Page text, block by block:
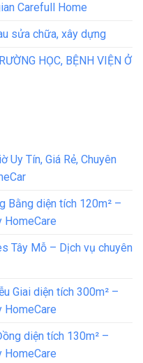
Carefull Home
sửa chữa, xây dựng
HỌC, BỆNH VIỆN Ở
Uy Tín, Giá Rẻ, Chuyên
Bằng diện tích 120m² –
HomeCare
Tây Mỗ – Dịch vụ chuyên
Giai diện tích 300m² –
HomeCare
diện tích 130m² –
HomeCare